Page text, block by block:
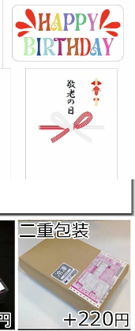
口に入れた瞬間、
ジュワーっと広が
る脂乗り。
そして、プリプリ
の弾力のある食感